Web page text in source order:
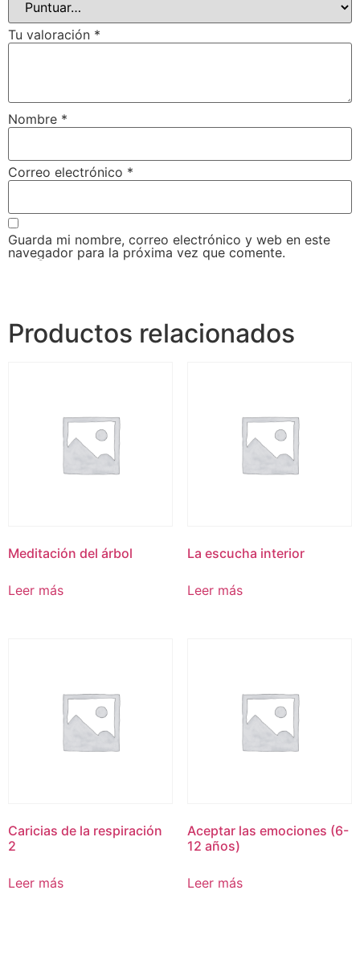
Tu valoración *
Nombre *
Correo electrónico *
Guarda mi nombre, correo electrónico y web en este
navegador para la próxima vez que comente.
Productos relacionados
Meditación del árbol
Leer más
La escucha interior
Leer más
Caricias de la respiración
2
Leer más
Aceptar las emociones (6-
12 años)
Leer más